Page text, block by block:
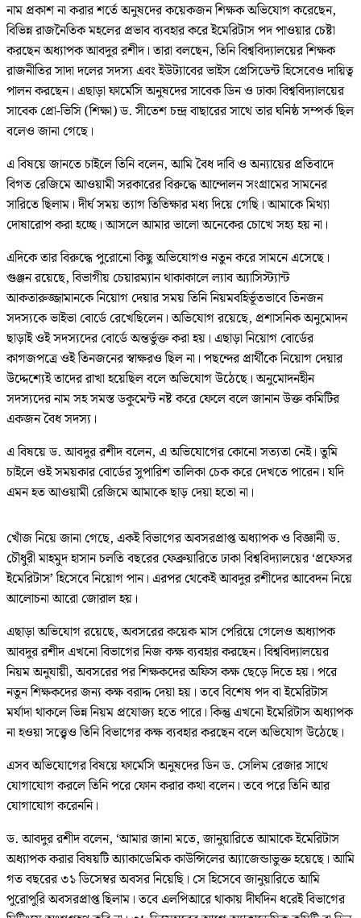
নাম প্রকাশ না করার শর্তে অনুষদের কয়েকজন শিক্ষক অভিযোগ করেছেন,
বিভিন্ন রাজনৈতিক মহলের প্রভাব ব্যবহার করে ইমেরিটাস পদ পাওয়ার চেষ্টা
করছেন অধ্যাপক আবদুর রশীদ। তারা বলছেন, তিনি বিশ্ববিদ্যালয়ের শিক্ষক
রাজনীতির সাদা দলের সদস্য এবং ইউট্যাবের ভাইস প্রেসিডেন্ট হিসেবেও দায়িত্ব
পালন করছেন। এছাড়া ফার্মেসি অনুষদের সাবেক ডিন ও ঢাকা বিশ্ববিদ্যালয়ের
সাবেক প্রো-ভিসি (শিক্ষা) ড. সীতেশ চন্দ্র বাছারের সাথে তার ঘনিষ্ঠ সম্পর্ক ছিল
বলেও জানা গেছে।
এ বিষয়ে জানতে চাইলে তিনি বলেন, আমি বৈধ দাবি ও অন্যায়ের প্রতিবাদে
বিগত রেজিমে আওয়ামী সরকারের বিরুদ্ধে আন্দোলন সংগ্রামের সামনের
সারিতে ছিলাম। দীর্ঘ সময় ত্যাগ তিতিক্ষার মধ্য দিয়ে গেছি। আমাকে মিথ্যা
দোষারোপ করা হচ্ছে। আসলে আমার ভালো অনেকের চোখে সহ্য হয় না।
এদিকে তার বিরুদ্ধে পুরোনো কিছু অভিযোগও নতুন করে সামনে এসেছে।
গুঞ্জন রয়েছে, বিভাগীয় চেয়ারম্যান থাকাকালে ল্যাব অ্যাসিস্ট্যান্ট
আকতারুজ্জামানকে নিয়োগ দেয়ার সময় তিনি নিয়মবহির্ভূতভাবে তিনজন
সদস্যকে ভাইভা বোর্ডে রেখেছিলেন। অভিযোগ রয়েছে, প্রশাসনিক অনুমোদন
ছাড়াই ওই সদস্যদের বোর্ডে অন্তর্ভুক্ত করা হয়। এছাড়া নিয়োগ বোর্ডের
কাগজপত্রে ওই তিনজনের স্বাক্ষরও ছিল না। পছন্দের প্রার্থীকে নিয়োগ দেয়ার
উদ্দেশ্যেই তাদের রাখা হয়েছিল বলে অভিযোগ উঠেছে। অনুমোদনহীন
সদস্যদের নাম সহ সমস্ত ডকুমেন্ট নষ্ট করে ফেলে বলে জানান উক্ত কমিটির
একজন বৈধ সদস্য।
এ বিষয়ে ড. আবদুর রশীদ বলেন, এ অভিযোগের কোনো সত্যতা নেই। তুমি
চাইলে ওই সময়কার বোর্ডের সুপারিশ তালিকা চেক করে দেখতে পারেন। যদি
এমন হত আওয়ামী রেজিমে আমাকে ছাড় দেয়া হতো না।
খোঁজ নিয়ে জানা গেছে, একই বিভাগের অবসরপ্রাপ্ত অধ্যাপক ও বিজ্ঞানী ড.
চৌধুরী মাহমুদ হাসান চলতি বছরের ফেব্রুয়ারিতে ঢাকা বিশ্ববিদ্যালয়ের ‘প্রফেসর
ইমেরিটাস’ হিসেবে নিয়োগ পান। এরপর থেকেই আবদুর রশীদের আবেদন নিয়ে
আলোচনা আরো জোরাল হয়।
এছাড়া অভিযোগ রয়েছে, অবসরের কয়েক মাস পেরিয়ে গেলেও অধ্যাপক
আবদুর রশীদ এখনো বিভাগের নিজ কক্ষ ব্যবহার করছেন। বিশ্ববিদ্যালয়ের
নিয়ম অনুযায়ী, অবসরের পর শিক্ষকদের অফিস কক্ষ ছেড়ে দিতে হয়। পরে
নতুন শিক্ষকদের জন্য কক্ষ বরাদ্দ দেয়া হয়। তবে বিশেষ পদ বা ইমেরিটাস
মর্যাদা থাকলে ভিন্ন নিয়ম প্রযোজ্য হতে পারে। কিন্তু এখনো ইমেরিটাস অধ্যাপক
না হওয়া সত্ত্বেও তিনি বিভাগের কক্ষ ব্যবহার করছেন বলে অভিযোগ উঠেছে।
এসব অভিযোগের বিষয়ে ফার্মেসি অনুষদের ডিন ড. সেলিম রেজার সাথে
যোগাযোগ করলে তিনি পরে ফোন করার কথা বলেন। তবে পরে তিনি আর
যোগাযোগ করেননি।
ড. আবদুর রশীদ বলেন, ‘আমার জানা মতে, জানুয়ারিতে আমাকে ইমেরিটাস
অধ্যাপক করার বিষয়টি অ্যাকাডেমিক কাউন্সিলের অ্যাজেন্ডাভুক্ত হয়েছে। আমি
গত বছরের ৩১ ডিসেম্বর অবসর নিয়েছি। সে হিসেবে জানুয়ারিতে আমি
পুরোপুরি অবসরপ্রাপ্ত ছিলাম। তবে এলপিআরে থাকায় দীর্ঘদিন ধরেই বিভাগের